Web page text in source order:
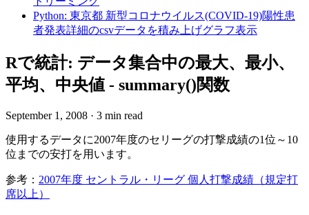
Python: 東京都 新型コロナウイルス(COVID-19)陽性患
者発表詳細のcsvデータを積み上げグラフ表示
Rで統計: データ集合中の最大、最小、
平均、中央値 - summary()関数
September 1, 2008 · 3 min read
使用するデータに2007年度のセリーグの打撃成績の1位～10
位までの安打を用います。
参考： 2007年度 セントラル・リーグ 個人打撃成績（規定打
席以上）